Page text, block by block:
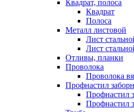
Квадрат, полоса
Квадрат
Полоса
Металл листовой
Лист
Лист
Отливы, планки
Проволока
Проволока
Профнастил
Профнастил
Профнастил